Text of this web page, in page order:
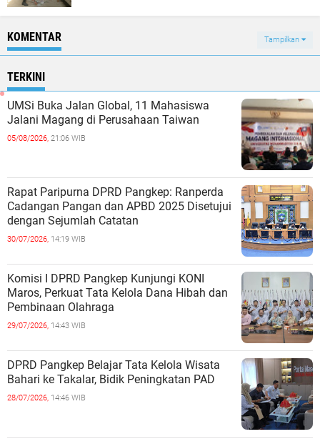
KOMENTAR Tampilkan
TERKINI
UMSi Buka Jalan Global, 11 Mahasiswa
Jalani Magang di Perusahaan Taiwan
05/08/2026, 21:06 WIB
Rapat Paripurna DPRD Pangkep: Ranperda
Cadangan Pangan dan APBD 2025 Disetujui
dengan Sejumlah Catatan
30/07/2026, 14:19 WIB
Komisi I DPRD Pangkep Kunjungi KONI
Maros, Perkuat Tata Kelola Dana Hibah dan
Pembinaan Olahraga
29/07/2026, 14:43 WIB
DPRD Pangkep Belajar Tata Kelola Wisata
Bahari ke Takalar, Bidik Peningkatan PAD
28/07/2026, 14:46 WIB